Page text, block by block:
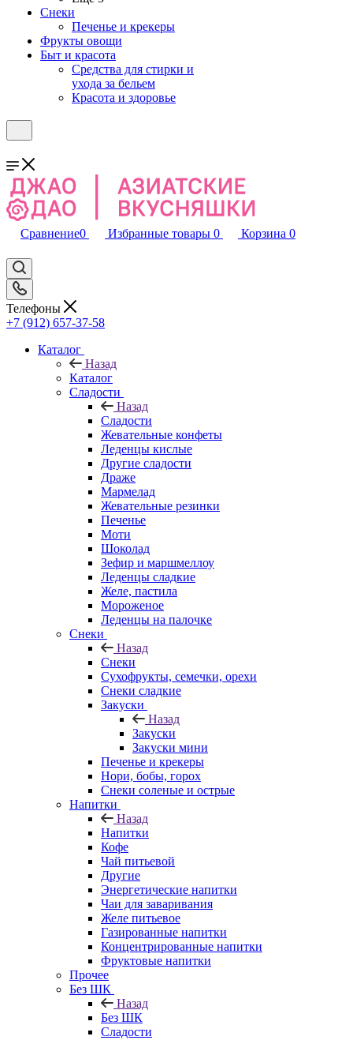
Снеки
Печенье и крекеры
Фрукты овощи
Быт и красота
Средства для стирки и
ухода за бельем
Красота и здоровье
Сравнение0 Избранные товары 0 Корзина 0
Телефоны
+7 (912) 657-37-58
Каталог
Назад
Каталог
Сладости
Назад
Сладости
Жевательные конфеты
Леденцы кислые
Другие сладости
Драже
Мармелад
Жевательные резинки
Печенье
Моти
Шоколад
Зефир и маршмеллоу
Леденцы сладкие
Желе, пастила
Мороженое
Леденцы на палочке
Снеки
Назад
Снеки
Сухофрукты, семечки, орехи
Снеки сладкие
Закуски
Назад
Закуски
Закуски мини
Печенье и крекеры
Нори, бобы, горох
Снеки соленые и острые
Напитки
Назад
Напитки
Кофе
Чай питьевой
Другие
Энергетические напитки
Чаи для заваривания
Желе питьевое
Газированные напитки
Концентрированные напитки
Фруктовые напитки
Прочее
Без ШК
Назад
Без ШК
Сладости